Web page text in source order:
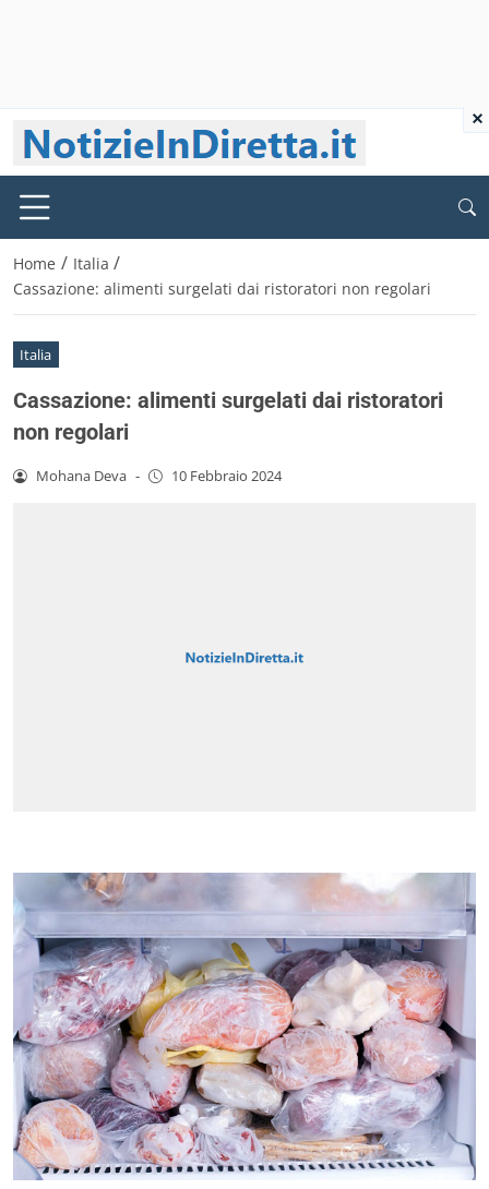
Home / Italia /
Cassazione: alimenti surgelati dai ristoratori non regolari
Italia
Cassazione: alimenti surgelati dai ristoratori
non regolari
Mohana Deva - 10 Febbraio 2024
×